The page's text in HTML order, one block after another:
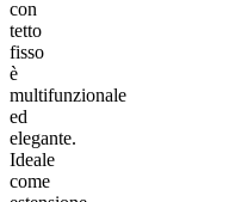
con
tetto
fisso
è
multifunzionale
ed
elegante.
Ideale
come